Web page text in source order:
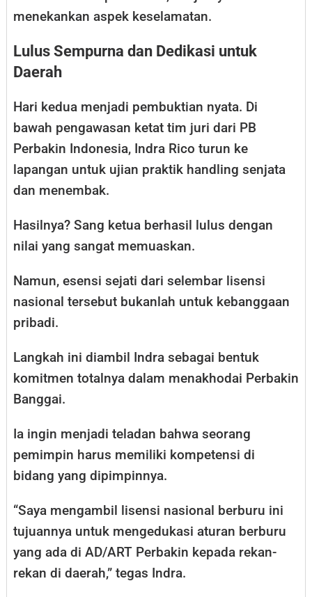
menekankan aspek keselamatan.
Lulus Sempurna dan Dedikasi untuk
Daerah
Hari kedua menjadi pembuktian nyata. Di
bawah pengawasan ketat tim juri dari PB
Perbakin Indonesia, Indra Rico turun ke
lapangan untuk ujian praktik handling senjata
dan menembak.
Hasilnya? Sang ketua berhasil lulus dengan
nilai yang sangat memuaskan.
Namun, esensi sejati dari selembar lisensi
nasional tersebut bukanlah untuk kebanggaan
pribadi.
Langkah ini diambil Indra sebagai bentuk
komitmen totalnya dalam menakhodai Perbakin
Banggai.
Ia ingin menjadi teladan bahwa seorang
pemimpin harus memiliki kompetensi di
bidang yang dipimpinnya.
“Saya mengambil lisensi nasional berburu ini
tujuannya untuk mengedukasi aturan berburu
yang ada di AD/ART Perbakin kepada rekan-
rekan di daerah,” tegas Indra.